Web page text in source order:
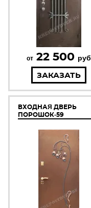
от 22 500 руб
ЗАКАЗАТЬ
ВХОДНАЯ ДВЕРЬ
ПОРОШОК-59